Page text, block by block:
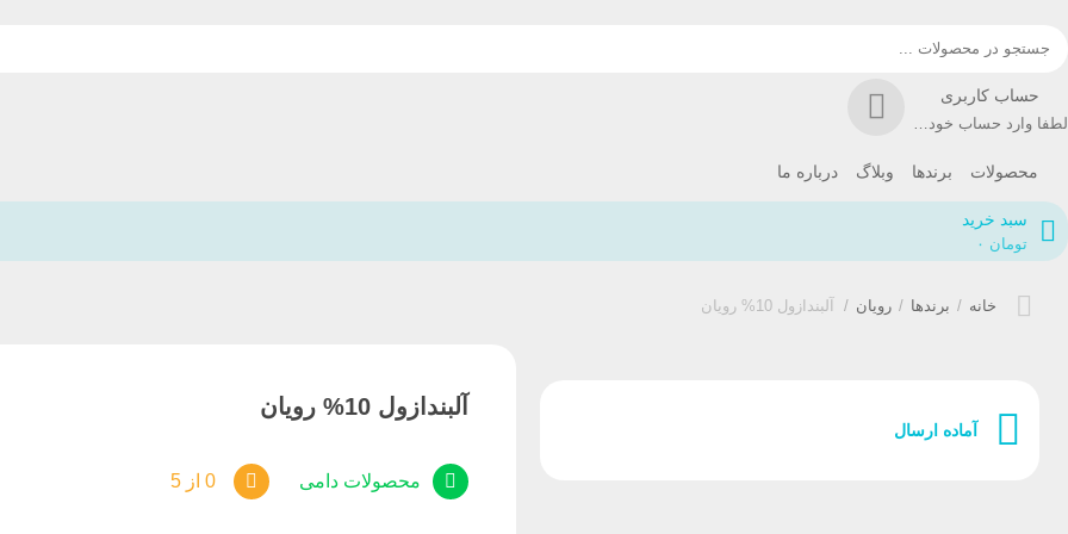
حساب کاربری
لطفا وارد حساب خود شوید!
محصولات برندها وبلاگ درباره ما
سبد خرید
۰ تومان
خانه / برندها / رویان / آلبندازول 10% رویان
آماده ارسال
آلبندازول 10% رویان
محصولات دامی 0 از 5